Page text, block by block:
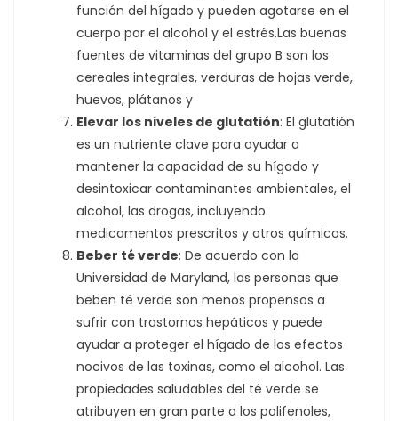
función del hígado y pueden agotarse en el
cuerpo por el alcohol y el estrés.Las buenas
fuentes de vitaminas del grupo B son los
cereales integrales, verduras de hojas verde,
huevos, plátanos y
Elevar los niveles de glutatión: El glutatión
es un nutriente clave para ayudar a
mantener la capacidad de su hígado y
desintoxicar contaminantes ambientales, el
alcohol, las drogas, incluyendo
medicamentos prescritos y otros químicos.
Beber té verde: De acuerdo con la
Universidad de Maryland, las personas que
beben té verde son menos propensos a
sufrir con trastornos hepáticos y puede
ayudar a proteger el hígado de los efectos
nocivos de las toxinas, como el alcohol. Las
propiedades saludables del té verde se
atribuyen en gran parte a los polifenoles,